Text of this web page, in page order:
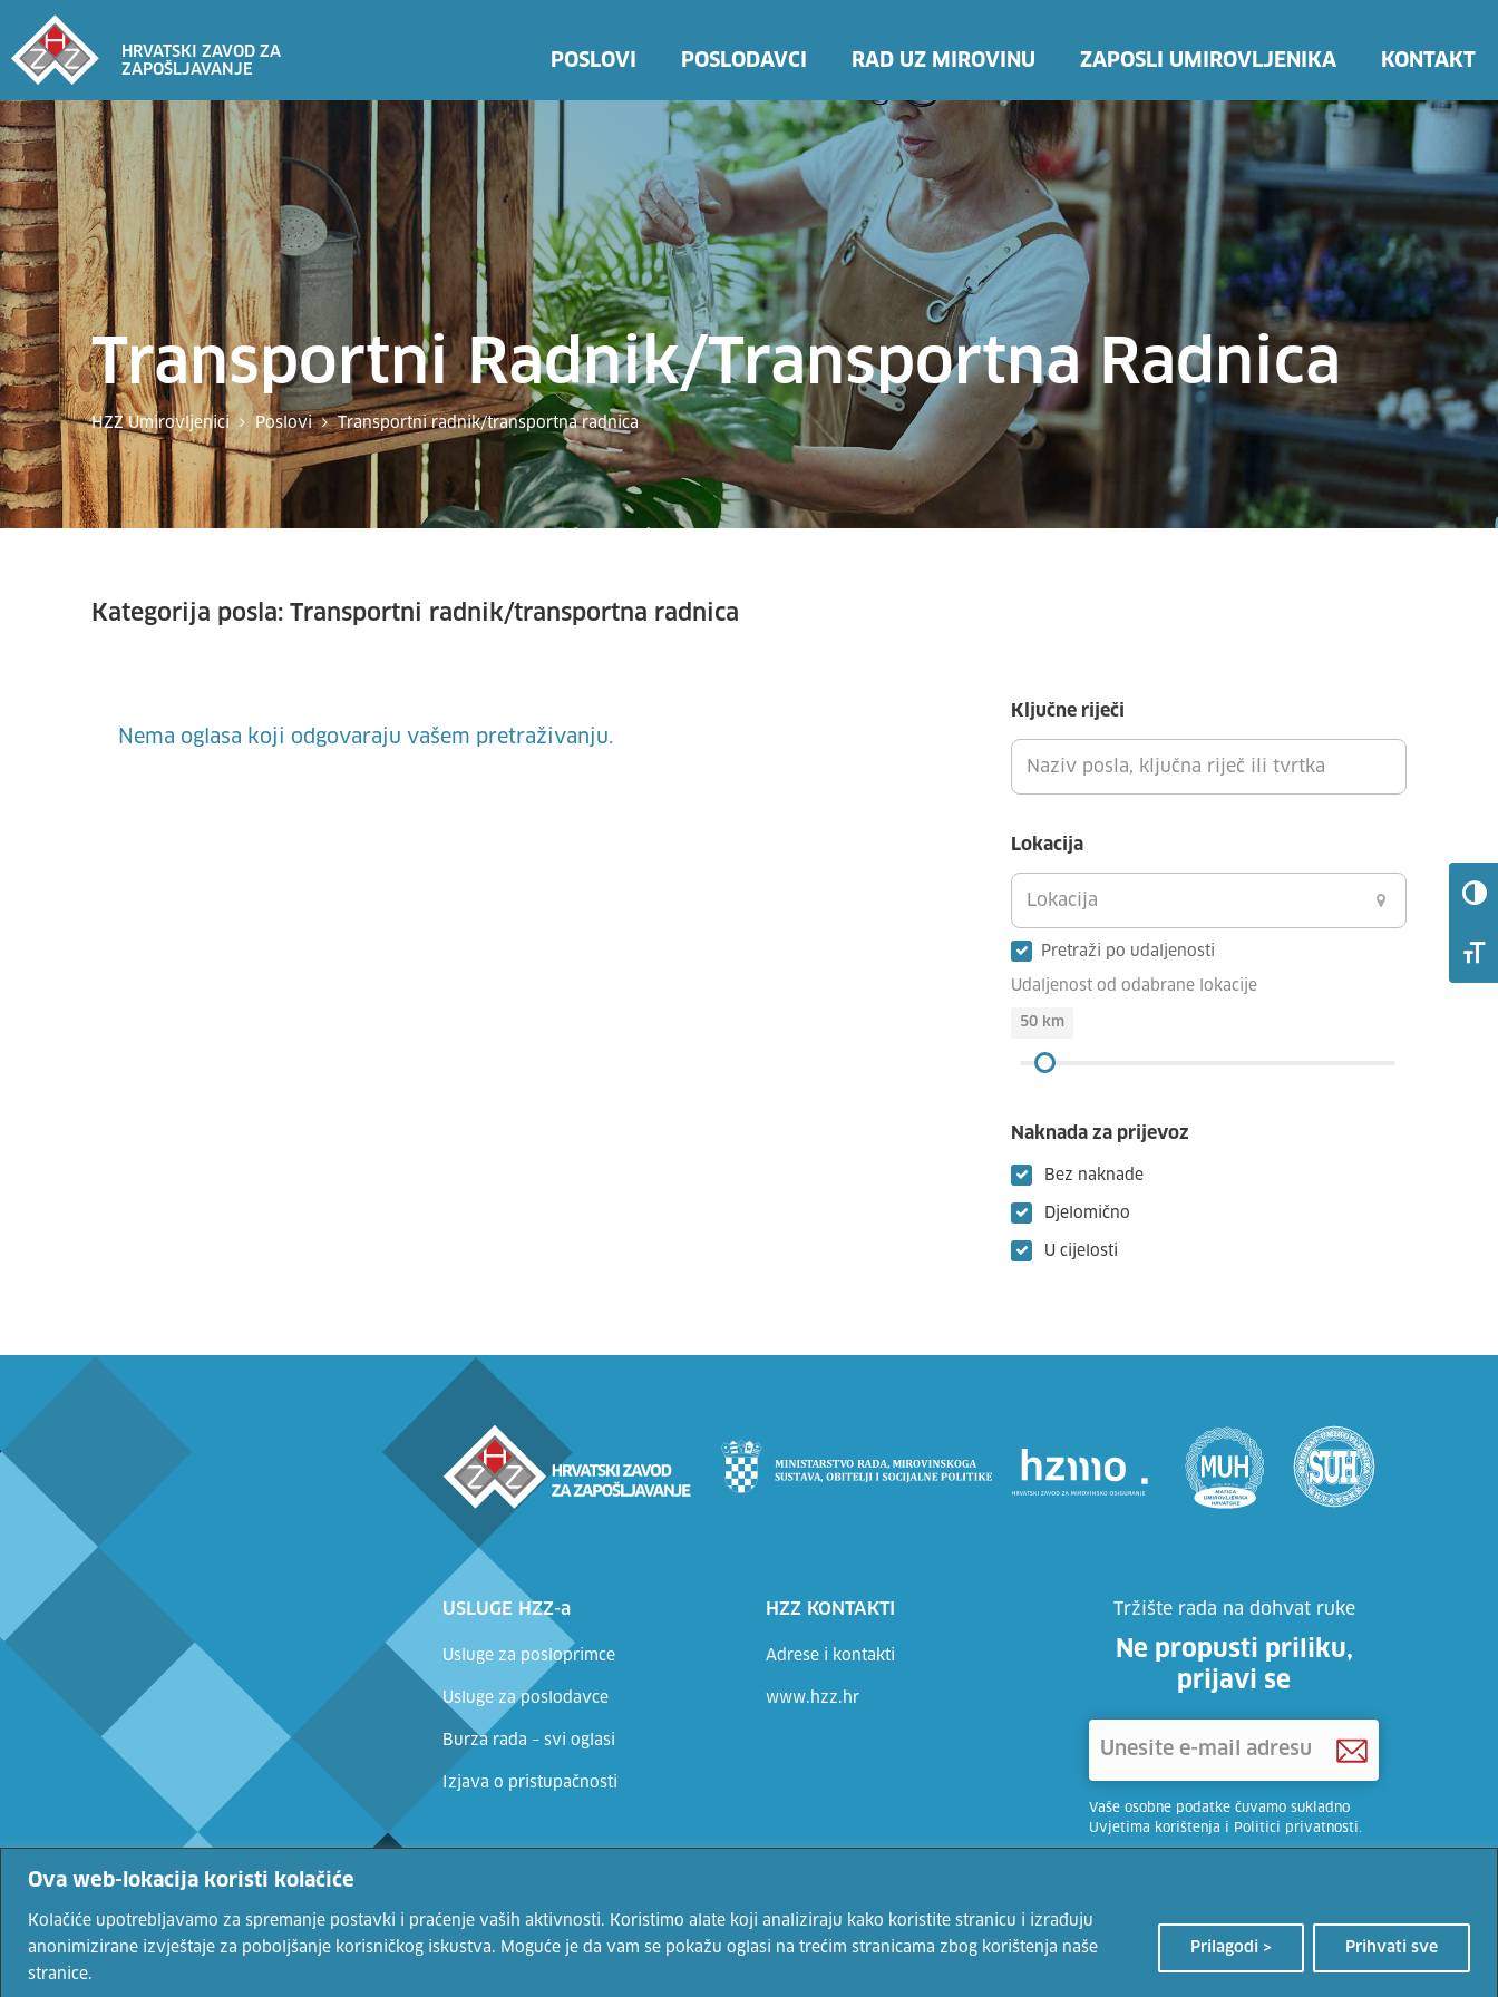
Ova web-lokacija koristi kolačiće
Kolačiće upotrebljavamo za spremanje postavki i praćenje vaših aktivnosti. Koristimo alate koji analiziraju kako koristite stranicu i izrađuju
anonimizirane izvještaje za poboljšanje korisničkog iskustva. Moguće je da vam se pokažu oglasi na trećim stranicama zbog korištenja naše
stranice.
Prilagodi > Prihvati sve
HRVATSKI ZAVOD ZA
ZAPOŠLJAVANJE
POSLOVI POSLODAVCI RAD UZ MIROVINU ZAPOSLI UMIROVLJENIKA KONTAKT
Transportni Radnik/transportna Radnica
HZZ Umirovljenici Poslovi Transportni radnik/transportna radnica
Kategorija posla: Transportni radnik/transportna radnica
Ključne riječi
Lokacija
Pretraži po udaljenosti
Udaljenost od odabrane lokacije
50 km
Naknada za prijevoz
Bez naknade
Djelomično
U cijelosti
Nema oglasa koji odgovaraju vašem pretraživanju.
USLUGE HZZ-a
Usluge za posloprimce
Usluge za poslodavce
Burza rada – svi oglasi
Izjava o pristupačnosti
HZZ KONTAKTI
Adrese i kontakti
www.hzz.hr
Tržište rada na dohvat ruke
Ne propusti priliku,
prijavi se
Vaše osobne podatke čuvamo sukladno
Uvjetima korištenja i Politici privatnosti.
© 2022. Hrvatski zavod za zapošljavanje. Sadržaji se mogu prenositi uz navođenje izvora.